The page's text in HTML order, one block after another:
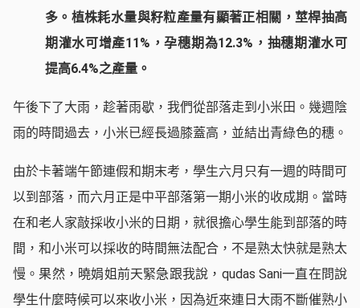
多。植株耗水量與籽粒產量有顯著正相關，莖桿抽高
期灌水可增產11%，孕穗期為12.3%，抽穗期灌水可
提高6.4%之產量。
午後下了大雨，趁著雨歇，我們從部落走到小米田。幾週陰
雨的時間過去，小米已經長過膝蓋高，並結出青綠色的穗。
由於卡著端午節連假和期末考，學生六月只有一週的時間可
以到部落，而六月正是中平部落第一期小米的收成期。當時
在和老人家敲採收小米的日期，就很擔心學生能到部落的時
間，和小米可以採收的時間無法配合，不是熟太快就是熟太
慢。果然，曉娟姐前天緊急跟我說，qudas Sani一直在問說
學生什麼時候可以來收小米，因為近來連日大雨不斷催熟小